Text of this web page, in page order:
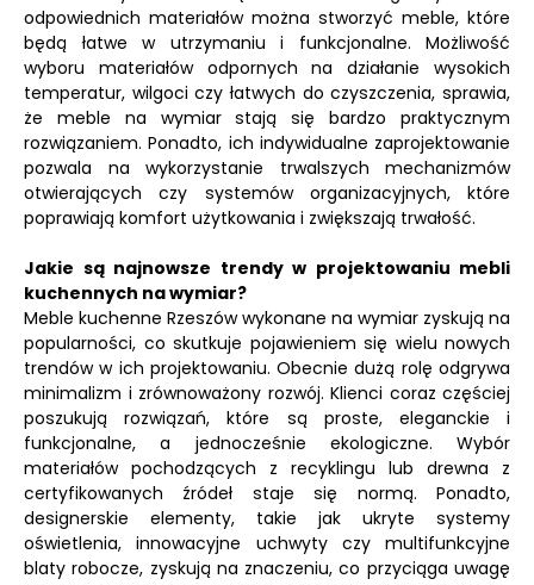
odpowiednich materiałów można stworzyć meble, które
będą łatwe w utrzymaniu i funkcjonalne. Możliwość
wyboru materiałów odpornych na działanie wysokich
temperatur, wilgoci czy łatwych do czyszczenia, sprawia,
że meble na wymiar stają się bardzo praktycznym
rozwiązaniem. Ponadto, ich indywidualne zaprojektowanie
pozwala na wykorzystanie trwalszych mechanizmów
otwierających czy systemów organizacyjnych, które
poprawiają komfort użytkowania i zwiększają trwałość.
Jakie są najnowsze trendy w projektowaniu mebli
kuchennych na wymiar?
Meble kuchenne Rzeszów wykonane na wymiar zyskują na
popularności, co skutkuje pojawieniem się wielu nowych
trendów w ich projektowaniu. Obecnie dużą rolę odgrywa
minimalizm i zrównoważony rozwój. Klienci coraz częściej
poszukują rozwiązań, które są proste, eleganckie i
funkcjonalne, a jednocześnie ekologiczne. Wybór
materiałów pochodzących z recyklingu lub drewna z
certyfikowanych źródeł staje się normą. Ponadto,
designerskie elementy, takie jak ukryte systemy
oświetlenia, innowacyjne uchwyty czy multifunkcyjne
blaty robocze, zyskują na znaczeniu, co przyciąga uwagę